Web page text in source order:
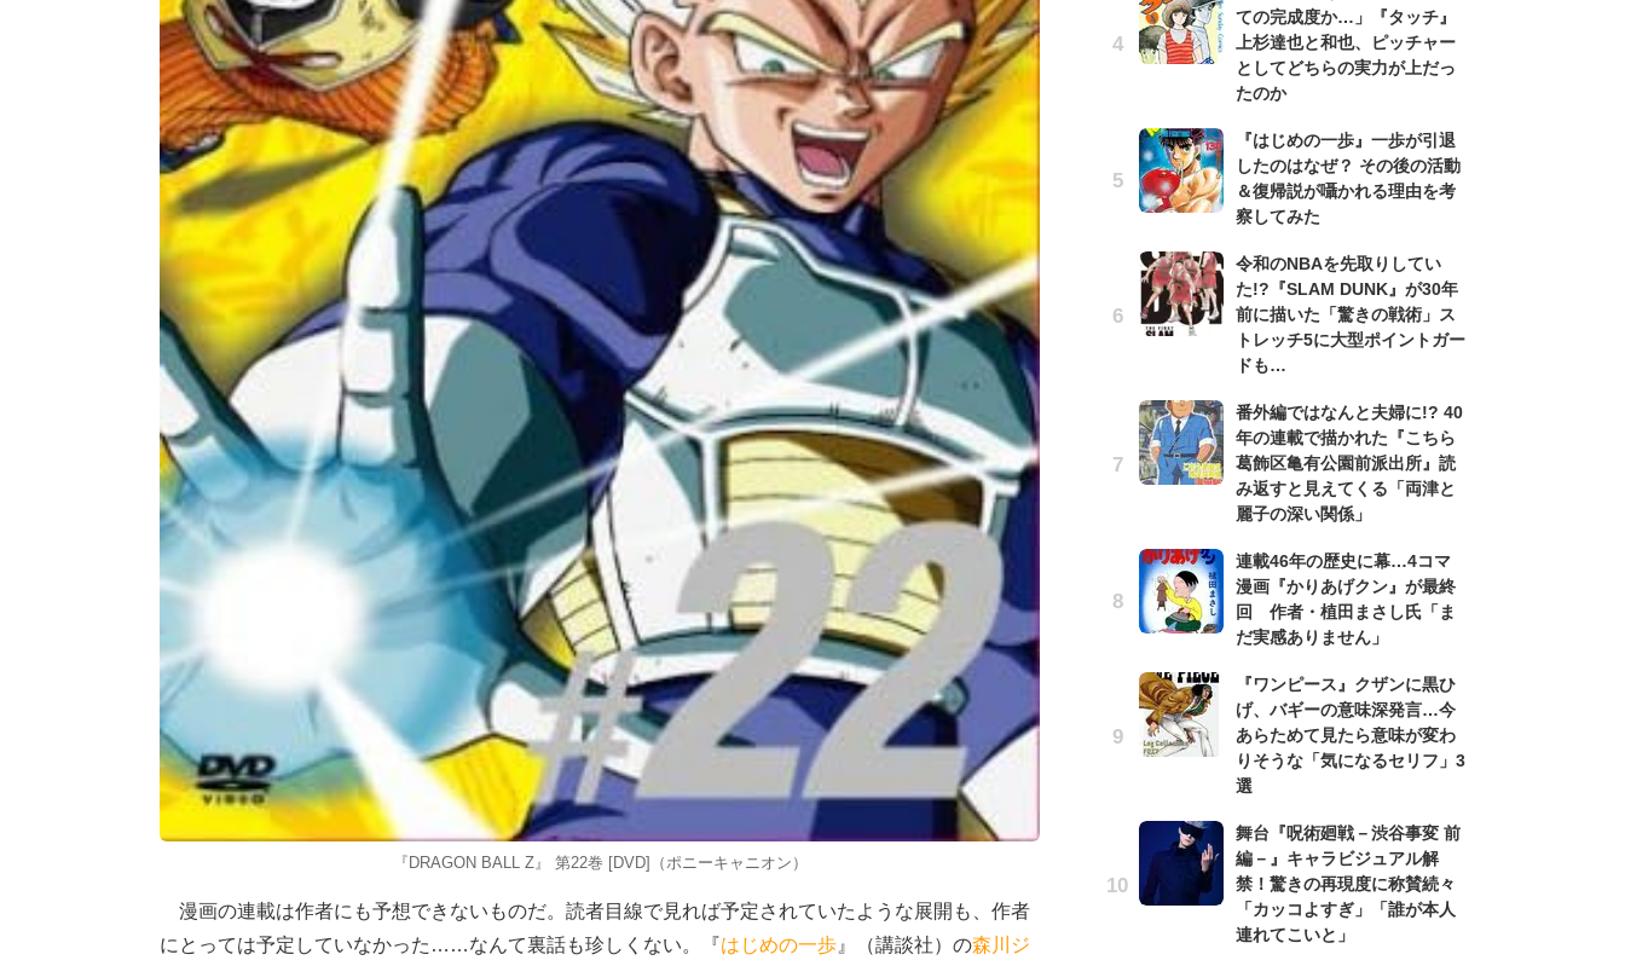
『DRAGON BALL Z』 第22巻 [DVD]（ポニーキャニオン）
漫画の連載は作者にも予想できないものだ。読者目線で見れば予定されていたような展開も、作者
にとっては予定していなかった……なんて裏話も珍しくない。『はじめの一歩 』（講談社）の森川ジ
ての完成度か…」『タッチ』
上杉達也と和也、ピッチャー
としてどちらの実力が上だっ
たのか
『はじめの一歩』一歩が引退
したのはなぜ？ その後の活動
＆復帰説が囁かれる理由を考
察してみた
令和のNBAを先取りしてい
た!?『SLAM DUNK』が30年
前に描いた「驚きの戦術」ス
トレッチ5に大型ポイントガー
ドも…
番外編ではなんと夫婦に!? 40
年の連載で描かれた『こちら
葛飾区亀有公園前派出所』読
み返すと見えてくる「両津と
麗子の深い関係」
連載46年の歴史に幕…4コマ
漫画『かりあげクン』が最終
回 作者・植田まさし氏「ま
だ実感ありません」
『ワンピース』クザンに黒ひ
げ、バギーの意味深発言…今
あらためて見たら意味が変わ
りそうな「気になるセリフ」3
選
舞台『呪術廻戦－渋谷事変 前
編－』キャラビジュアル解
禁！驚きの再現度に称賛続々
「カッコよすぎ」「誰が本人
連れてこいと」